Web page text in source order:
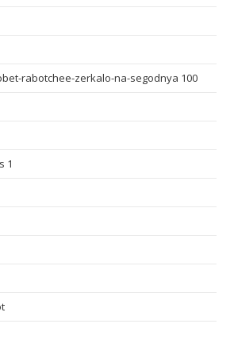
rabotchee-zerkalo-na-segodnya 100
1